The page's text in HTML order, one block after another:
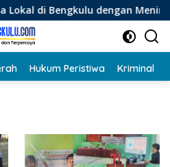
dengan Meningkatkan
Hukum Peristiwa Kriminal